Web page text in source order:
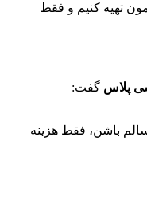
تهیه کنیم و فقط
پلاس گفت:
باشن، فقط هزینه